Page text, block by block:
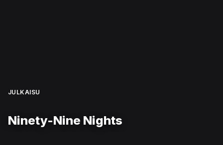
JULKAISU
Ninety-Nine Nights